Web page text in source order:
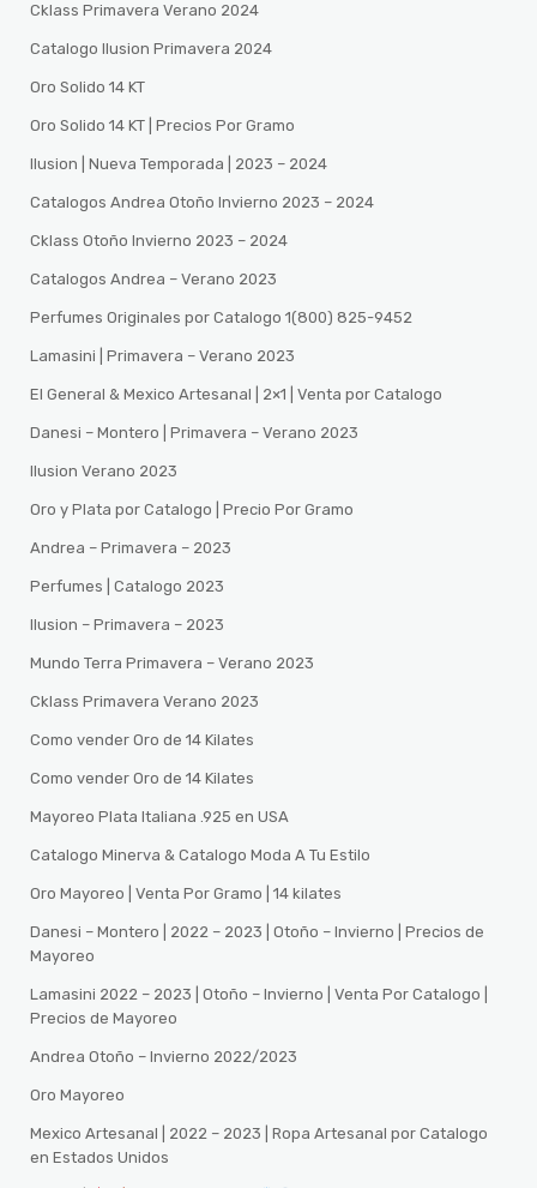
Cklass Primavera Verano 2024
Catalogo Ilusion Primavera 2024
Oro Solido 14 KT
Oro Solido 14 KT | Precios Por Gramo
Ilusion | Nueva Temporada | 2023 – 2024
Catalogos Andrea Otoño Invierno 2023 – 2024
Cklass Otoño Invierno 2023 – 2024
Catalogos Andrea – Verano 2023
Perfumes Originales por Catalogo 1(800) 825-9452
Lamasini | Primavera – Verano 2023
El General & Mexico Artesanal | 2×1 | Venta por Catalogo
Danesi – Montero | Primavera – Verano 2023
Ilusion Verano 2023
Oro y Plata por Catalogo | Precio Por Gramo
Andrea – Primavera – 2023
Perfumes | Catalogo 2023
Ilusion – Primavera – 2023
Mundo Terra Primavera – Verano 2023
Cklass Primavera Verano 2023
Como vender Oro de 14 Kilates
Como vender Oro de 14 Kilates
Mayoreo Plata Italiana .925 en USA
Catalogo Minerva & Catalogo Moda A Tu Estilo
Oro Mayoreo | Venta Por Gramo | 14 kilates
Danesi – Montero | 2022 – 2023 | Otoño – Invierno | Precios de
Mayoreo
Lamasini 2022 – 2023 | Otoño – Invierno | Venta Por Catalogo |
Precios de Mayoreo
Andrea Otoño – Invierno 2022/2023
Oro Mayoreo
Mexico Artesanal | 2022 – 2023 | Ropa Artesanal por Catalogo
en Estados Unidos